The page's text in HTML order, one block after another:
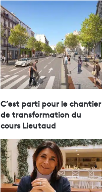
C’est parti pour le chantier
de transformation du
cours Lieutaud